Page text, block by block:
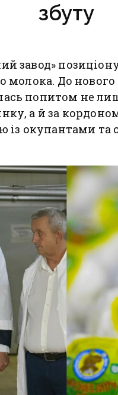
збуту
завод»
молока. До
попитом не
а й за
із окупантами